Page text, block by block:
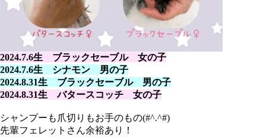
2024.7.6生 ブラックセーブル 女の子
2024.7.6生 シナモン 男の子
2024.8.31生 ブラックセーブル 男の子
2024.8.31生 バタースコッチ 女の子
シャンプーも爪切りもお手のもの(#^.^#)
先輩フェレットさん余裕あり！